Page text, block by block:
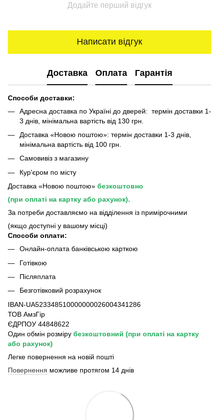
Додайте перший відгук
Написати відгук
Доставка Оплата Гарантія
Способи доставки:
Адресна доставка по Україні до дверей: термін доставки 1-
3 днів, мінімальна вартість від 130 грн.
Доставка «Новою поштою»: термін доставки 1-3 днів,
мінімальна вартість від 100 грн.
Самовивіз з магазину
Кур'єром по місту
Доставка «Новою поштою» безкоштовно
(при оплаті на картку або рахунок).
За потреби доставляємо на відділення із примірочними
(якщо доступні у вашому місці)
Способи оплати:
Онлайн-оплата банківською карткою
Готівкою
Післяплата
Безготівковий розрахунок
IBAN-UA523348510000000026004341286
ТОВ АмзГір
ЄДРПОУ 44848622
Один обмін розміру безкоштовний (при оплаті на картку
або рахунок)
Легке повернення на новій пошті
Повернення можливе протягом 14 днів